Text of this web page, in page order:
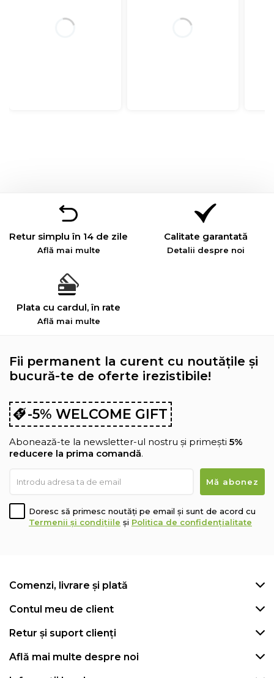
Retur simplu în 14 de zile
Află mai multe
Calitate garantată
Detalii despre noi
Plata cu cardul, în rate
Află mai multe
Fii permanent la curent cu noutățile și
bucură-te de oferte irezistibile!
-5% WELCOME GIFT
Abonează-te la newsletter-ul nostru și primești 5%
reducere la prima comandă.
Doresc să primesc noutăți pe email și sunt de acord cu
Termenii și condițiile și Politica de confidențialitate
Comenzi, livrare și plată
Contul meu de client
Retur și suport clienți
Află mai multe despre noi